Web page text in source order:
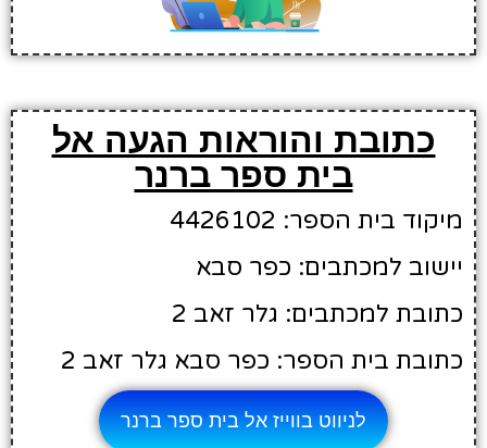
כתובת והוראות הגעה אל
בית ספר ברנר
מיקוד בית הספר: 4426102
יישוב למכתבים: כפר סבא
כתובת למכתבים: גלר זאב 2
כתובת בית הספר: כפר סבא גלר זאב 2
לניווט בווייז אל בית ספר ברנר